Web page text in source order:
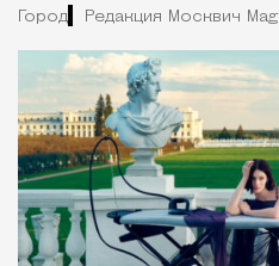
Город Редакция Москвич Mag